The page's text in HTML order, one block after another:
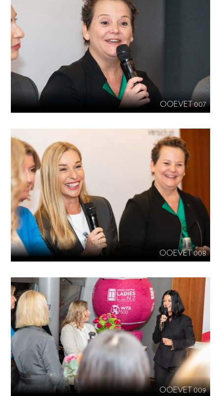
OOEVET 007
OOEVET 008
OOEVET 009